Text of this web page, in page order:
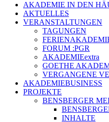
AKADEMIE IN DEN
AKTUELLES
VERANSTALTUNGEN
TAGUNGEN
FORUM :PGR
AKADEMIEextra
GOETHE
VERGANGENE
AKADEMIEBUSINESS
PROJEKTE
BENSBERGER
INHALTE